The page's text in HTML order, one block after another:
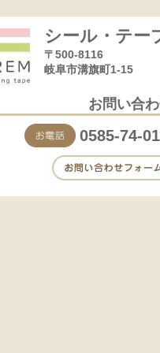
シール・テー
〒500-8116
岐阜市溝旗町1-15
お問い合
0585-74-